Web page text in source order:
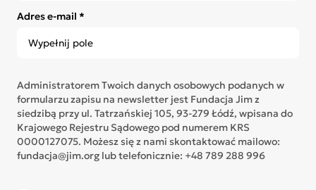
Adres e-mail *
Administratorem Twoich danych osobowych podanych w
formularzu zapisu na newsletter jest Fundacja Jim z
siedzibą przy ul. Tatrzańskiej 105, 93-279 Łódź, wpisana do
Krajowego Rejestru Sądowego pod numerem KRS
0000127075. Możesz się z nami skontaktować mailowo:
fundacja@jim.org lub telefonicznie: +48 789 288 996